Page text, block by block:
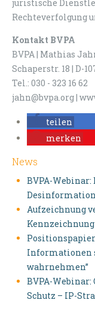
juristische
Rechteverfolgung
Kontakt BVPA
BVPA | Mathias
Schaperstr. 18 | D-
Tel.: 030 - 323 16 62
jahn@bvpa.org |
teilen
merken
News
BVPA-
Aufzeichnung
Positionspapier
Informationen
wahrnehmen”
BVPA-
Schutz – IP-